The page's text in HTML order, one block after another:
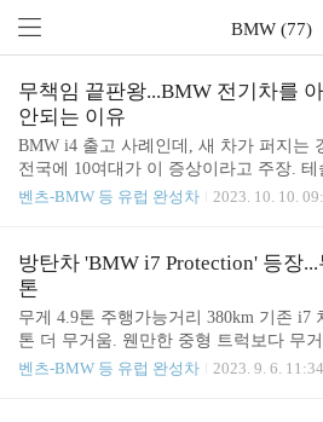
BMW (77)
무책임 끝판왕...BMW 전기차를
안되는 이유
BMW i4 출고 사례인데, 새 차가 퍼지는
전국에 10여대가 이 증상이라고 주장. 테
와 마찬가지로 배터리 교체 여유분이 없
차량을 상당기간 운행하다가 뻗은 것도
에서 출고 직전에 아예 차를 안본다는 건
너무한거 아니오. 나만 아니면 돼? 그럼
4, iX iX3 많이 사시길. 호구당했다고 뒤
고. Meritocrat @ it's electric
벤츠-BMW 등 유럽 완성차 2023. 10. 10.
방탄차 'BMW i7 Protection' 등장...
톤
무게 4.9톤 주행가능거리 380km 기존 i7
톤 더 무거움. 웬만한 중형 트럭보다 무
기, 폭발물, 드론 공격 방어에 최적화. 오
벤츠-BMW 등 유럽 완성차 2023. 9. 6. 11:34